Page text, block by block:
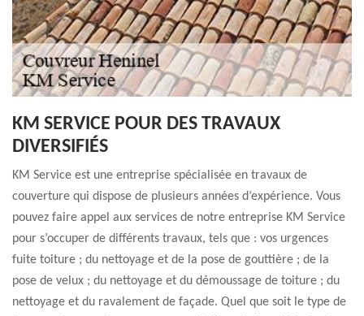
KM SERVICE POUR DES TRAVAUX
DIVERSIFIÉS
KM Service est une entreprise spécialisée en travaux de
couverture qui dispose de plusieurs années d’expérience. Vous
pouvez faire appel aux services de notre entreprise KM Service
pour s’occuper de différents travaux, tels que : vos urgences
fuite toiture ; du nettoyage et de la pose de gouttière ; de la
pose de velux ; du nettoyage et du démoussage de toiture ; du
nettoyage et du ravalement de façade. Quel que soit le type de